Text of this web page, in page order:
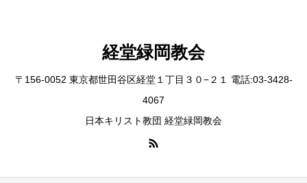
経堂緑岡教会
〒156-0052 東京都世田谷区経堂１丁目３０−２１ 電話:03-3428-
4067
日本キリスト教団 経堂緑岡教会